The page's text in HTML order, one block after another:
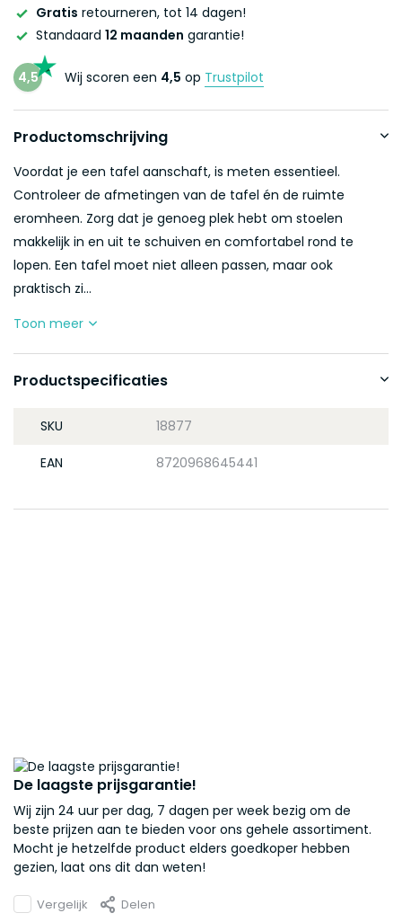
Gratis retourneren, tot 14 dagen!
Standaard 12 maanden garantie!
4,5 Wij scoren een 4,5 op Trustpilot
Productomschrijving
Voordat je een tafel aanschaft, is meten essentieel.
Controleer de afmetingen van de tafel én de ruimte
eromheen. Zorg dat je genoeg plek hebt om stoelen
makkelijk in en uit te schuiven en comfortabel rond te
lopen. Een tafel moet niet alleen passen, maar ook
praktisch zi...
Toon meer
Productspecificaties
SKU 18877
EAN 8720968645441
De laagste prijsgarantie!
Wij zijn 24 uur per dag, 7 dagen per week bezig om de
beste prijzen aan te bieden voor ons gehele assortiment.
Mocht je hetzelfde product elders goedkoper hebben
gezien, laat ons dit dan weten!
Vergelijk Delen